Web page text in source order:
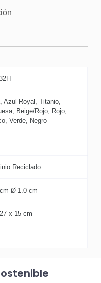
Azul Royal, Titanio,
Beige/Rojo, Rojo,
Verde, Negro
Reciclado
Ø 1.0 cm
x 15 cm